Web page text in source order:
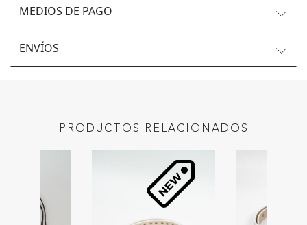
MEDIOS DE PAGO
ENVÍOS
PRODUCTOS RELACIONADOS